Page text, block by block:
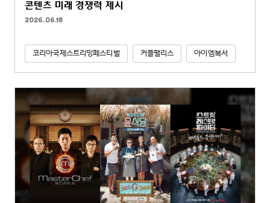
콘텐츠 미래 경쟁력 제시
2026.06.18
코리아국제스트리밍페스티벌 커플팰리스 아이엠복서